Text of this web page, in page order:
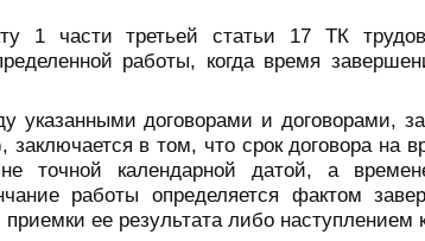
1 части третьей статьи 17 ТК
работы, когда время
указанными договорами и договорами,
заключается в том, что срок договора на
не точной календарной датой, а
работы определяется фактом
ее результата либо наступлением